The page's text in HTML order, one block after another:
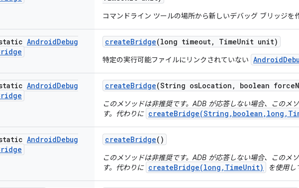
コマンドライン ツールの場所から新しいデバッグ ブリッジを
AndroidDebug
createBridge(long timeout, TimeUnit unit)
特定の実行可能ファイルにリンクされていない
AndroidDebug
createBridge(String osLocation , boolean force
このメソッドは非推奨です。ADB が応答しない場合、このメ
す。代わりに
AndroidDebug
createBridge()
このメソッドは非推奨です。ADB が応答しない場合、このメ
す。代わりに createBridge(long,TimeUnit) を使用し